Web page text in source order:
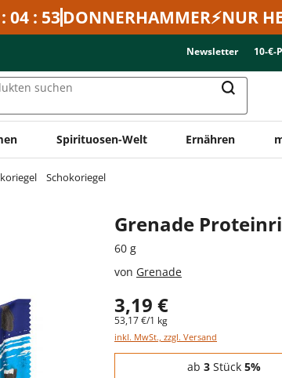
04 : 53DONNERHAMMER⚡NUR
Newsletter 10-€-
suchen
Spirituosen-Welt Ernähren
Schokoriegel
Grenade
60 g
von Grenade
3,19 €
53,17 €/1 kg
inkl. MwSt., zzgl. Versand
Staffelpreise - Mengenrabatt
ab 3 Stück 5%